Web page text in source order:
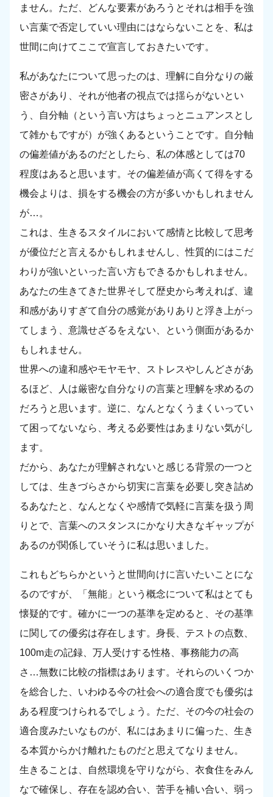
ません。ただ、どんな要素があろうとそれは相手を強
い言葉で否定していい理由にはならないことを、私は
世間に向けてここで宣言しておきたいです。
私があなたについて思ったのは、理解に自分なりの厳
密さがあり、それが他者の視点では揺らがないとい
う、自分軸（という言い方はちょっとニュアンスとし
て雑かもですが）が強くあるということです。自分軸
の偏差値があるのだとしたら、私の体感としては70
程度はあると思います。その偏差値が高くて得をする
機会よりは、損をする機会の方が多いかもしれません
が…。
これは、生きるスタイルにおいて感情と比較して思考
が優位だと言えるかもしれませんし、性質的にはこだ
わりが強いといった言い方もできるかもしれません。
あなたの生きてきた世界そして歴史から考えれば、違
和感がありすぎて自分の感覚がありありと浮き上がっ
てしまう、意識せざるをえない、という側面があるか
もしれません。
世界への違和感やモヤモヤ、ストレスやしんどさがあ
るほど、人は厳密な自分なりの言葉と理解を求めるの
だろうと思います。逆に、なんとなくうまくいってい
て困ってないなら、考える必要性はあまりない気がし
ます。
だから、あなたが理解されないと感じる背景の一つと
しては、生きづらさから切実に言葉を必要し突き詰め
るあなたと、なんとなくや感情で気軽に言葉を扱う周
りとで、言葉へのスタンスにかなり大きなギャップが
あるのが関係していそうに私は思いました。
これもどちらかというと世間向けに言いたいことにな
るのですが、「無能」という概念について私はとても
懐疑的です。確かに一つの基準を定めると、その基準
に関しての優劣は存在します。身長、テストの点数、
100m走の記録、万人受けする性格、事務能力の高
さ…無数に比較の指標はあります。それらのいくつか
を総合した、いわゆる今の社会への適合度でも優劣は
ある程度つけられるでしょう。ただ、その今の社会の
適合度みたいなものが、私にはあまりに偏った、生き
る本質からかけ離れたものだと思えてなりません。
生きることは、自然環境を守りながら、衣食住をみん
なで確保し、存在を認め合い、苦手を補い合い、弱っ